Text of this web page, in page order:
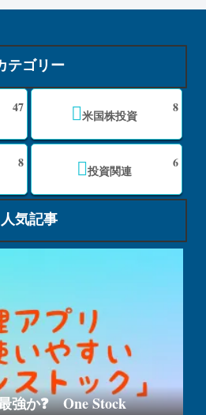
テゴリー
47
米国株投資
8
8
投資関連
6
人気記事
強か❓ One Stock